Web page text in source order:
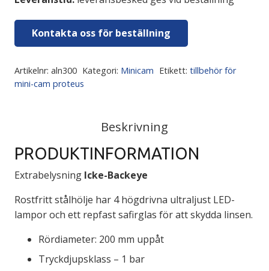
Kontakta oss för beställning
Artikelnr: aln300 Kategori: Minicam Etikett: tillbehör för
mini-cam proteus
Beskrivning
PRODUKTINFORMATION
Extrabelysning Icke-Backeye
Rostfritt stålhölje har 4 högdrivna ultraljust LED-
lampor och ett repfast safirglas för att skydda linsen.
Rördiameter: 200 mm uppåt
Tryckdjupsklass – 1 bar